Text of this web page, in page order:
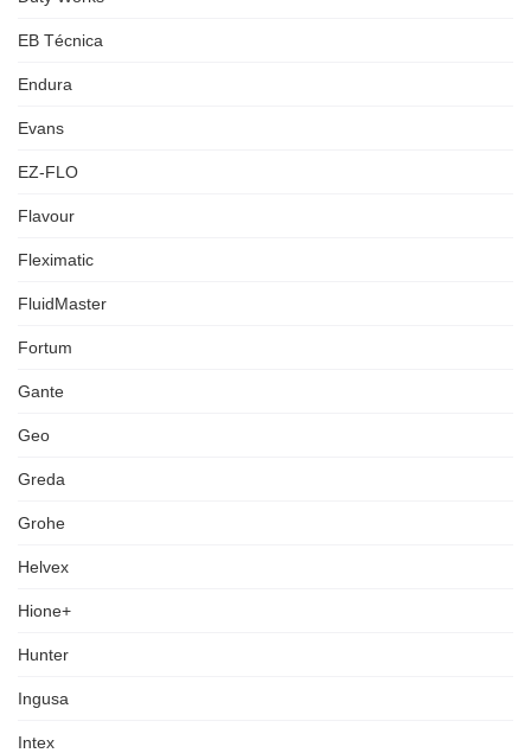
EB Técnica
Endura
Evans
EZ-FLO
Flavour
Fleximatic
FluidMaster
Fortum
Gante
Geo
Greda
Grohe
Helvex
Hione+
Hunter
Ingusa
Intex